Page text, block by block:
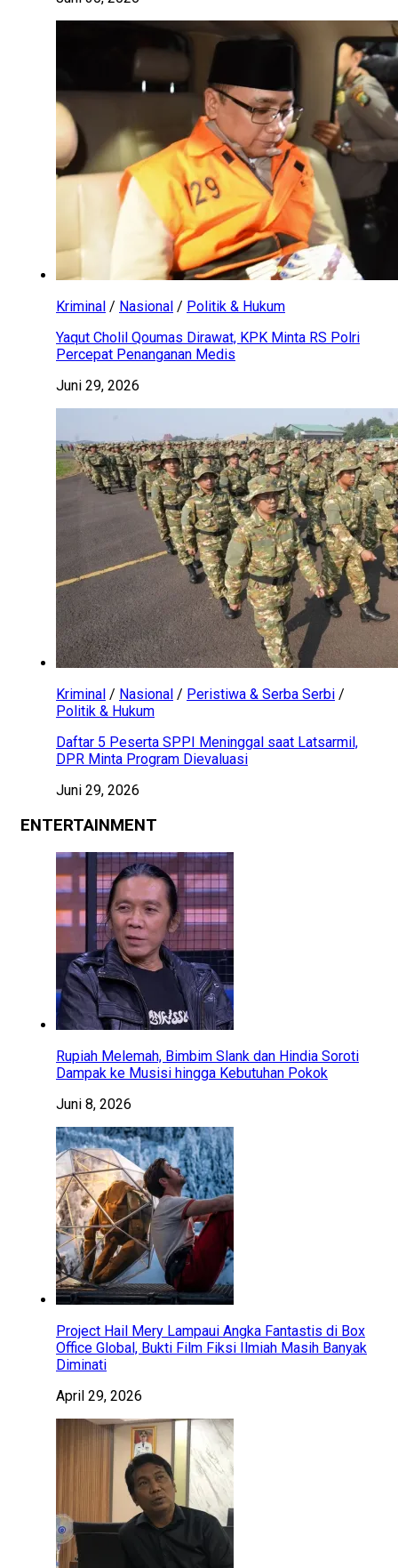
Kriminal / Nasional / Politik & Hukum
Yaqut Cholil Qoumas Dirawat, KPK Minta RS Polri
Percepat Penanganan Medis
Juni 29, 2026
Kriminal / Nasional / Peristiwa & Serba Serbi /
Politik & Hukum
Daftar 5 Peserta SPPI Meninggal saat Latsarmil,
DPR Minta Program Dievaluasi
Juni 29, 2026
ENTERTAINMENT
Rupiah Melemah, Bimbim Slank dan Hindia Soroti
Dampak ke Musisi hingga Kebutuhan Pokok
Juni 8, 2026
Project Hail Mery Lampaui Angka Fantastis di Box
Office Global, Bukti Film Fiksi Ilmiah Masih Banyak
Diminati
April 29, 2026